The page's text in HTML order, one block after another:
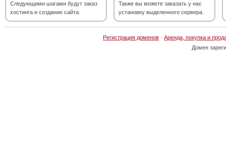
Следующими шагами будут заказ
хостинга и создание сайта.
Также вы можете заказать у нас
установку выделенного сервера.
Регистрация доменов · Аренда, покупка и
Домен